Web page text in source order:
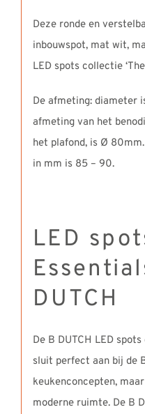
Deze ronde en
inbouwspot, mat wit,
LED spots collectie
De afmeting: diameter
afmeting van het
het plafond, is Ø
in mm is 85 – 90.
LED
DUTCH
De B DUTCH LED
sluit perfect aan bij de
keukenconcepten,
moderne ruimte. De B